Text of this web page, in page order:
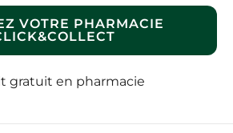
VOTRE PHARMACIE
gratuit en pharmacie